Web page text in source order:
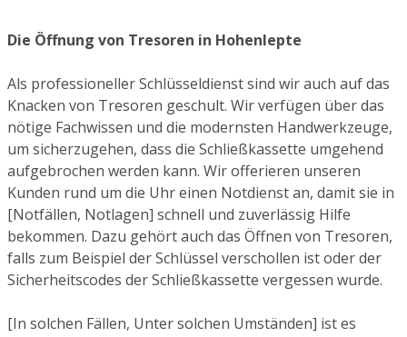
Die Öffnung von Tresoren in Hohenlepte
Als professioneller Schlüsseldienst sind wir auch auf das
Knacken von Tresoren geschult. Wir verfügen über das
nötige Fachwissen und die modernsten Handwerkzeuge,
um sicherzugehen, dass die Schließkassette umgehend
aufgebrochen werden kann. Wir offerieren unseren
Kunden rund um die Uhr einen Notdienst an, damit sie in
[Notfällen, Notlagen] schnell und zuverlässig Hilfe
bekommen. Dazu gehört auch das Öffnen von Tresoren,
falls zum Beispiel der Schlüssel verschollen ist oder der
Sicherheitscodes der Schließkassette vergessen wurde.
[In solchen Fällen, Unter solchen Umständen] ist es